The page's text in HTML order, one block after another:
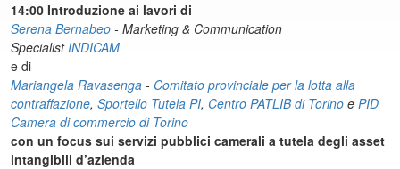
14:00 Introduzione ai lavori di
Serena Bernabeo - Marketing & Communication
SpecialistINDICAM
e di
Mariangela Ravasenga - Comitato provinciale per la lotta alla
contraffazione, Sportello Tutela PI, Centro PATLIB di Torino e PID
Camera di commercio di Torino
con un focus sui servizi pubblici camerali a tutela degli asset
intangibili d’azienda